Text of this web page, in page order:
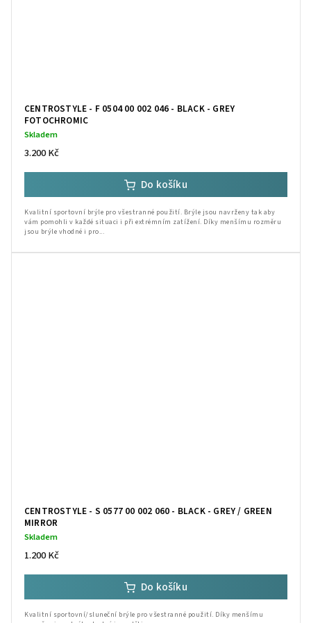
CENTROSTYLE - F 0504 00 002 046 - BLACK - GREY
FOTOCHROMIC
Skladem
3.200 Kč
Do košíku
Kvalitní sportovní brýle pro všestranné použití. Brýle jsou navrženy tak aby
vám pomohli v každé situaci i při extrémním zatížení. Díky menšímu rozměru
jsou brýle vhodné i pro...
CENTROSTYLE - S 0577 00 002 060 - BLACK - GREY / GREEN
MIRROR
Skladem
1.200 Kč
Do košíku
Kvalitní sportovní/sluneční brýle pro všestranné použití. Díky menšímu